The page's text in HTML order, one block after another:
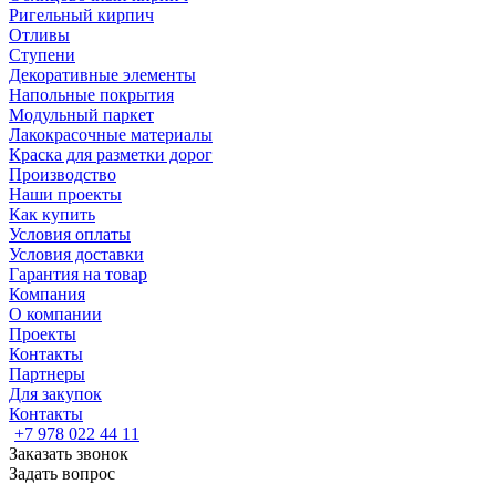
Ригельный кирпич
Отливы
Ступени
Декоративные элементы
Напольные покрытия
Модульный паркет
Лакокрасочные материалы
Краска для разметки дорог
Производство
Наши проекты
Как купить
Условия оплаты
Условия доставки
Гарантия на товар
Компания
О компании
Проекты
Контакты
Партнеры
Для закупок
Контакты
+7 978 022 44 11
Заказать звонок
Задать вопрос